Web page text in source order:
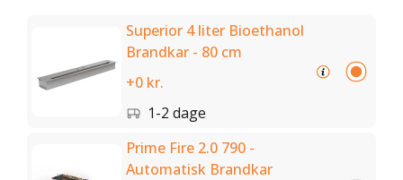
Superior 4 liter Bioethanol
Brandkar - 80 cm
+0 kr.
1-2 dage
Prime Fire 2.0 790 -
Automatisk Brandkar